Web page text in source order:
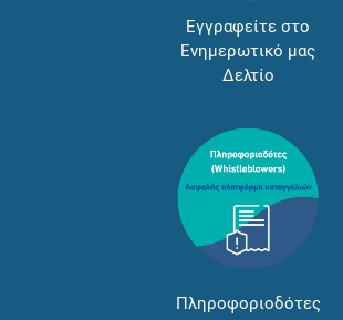
Εγγραφείτε στο
Ενημερωτικό μας
Δελτίο
Πληροφοριοδότες